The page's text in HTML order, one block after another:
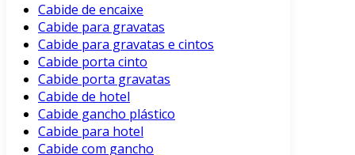
Cabide de encaixe
Cabide para gravatas
Cabide para gravatas e cintos
Cabide porta cinto
Cabide porta gravatas
Cabide de hotel
Cabide gancho plástico
Cabide para hotel
Cabide com gancho